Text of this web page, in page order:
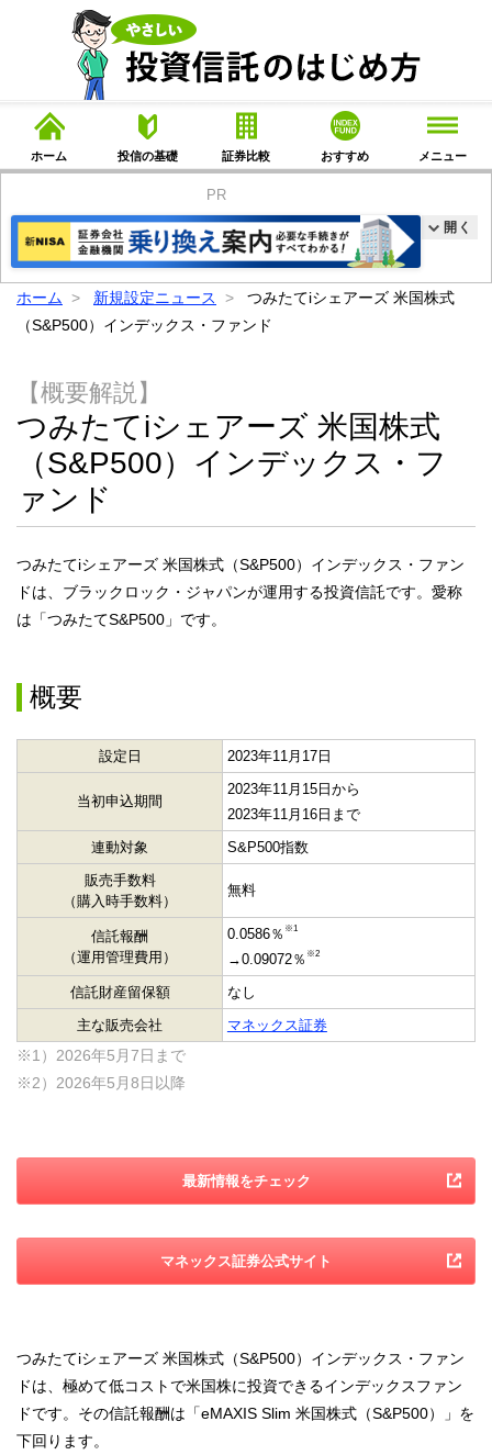
ホーム 投信の基礎 証券比較 おすすめ メニュー
PR
開く
ホーム 新規設定ニュース
つみたてiシェアーズ 米国株式
（S&P500）インデックス・ファンド
【概要解説】
つみたてiシェアーズ 米国株式
（S&P500）インデックス・フ
ァンド
つみたてiシェアーズ 米国株式（S&P500）インデックス・ファン
ドは、ブラックロック・ジャパンが運用する投資信託です。愛称
は「つみたてS&P500」です。
概要
設定日 2023年11月17日
当初申込期間
2023年11月15日から
2023年11月16日まで
連動対象
S&P500指数
販売手数料
（購入時手数料）
無料
信託報酬
（運用管理費用）
0.0586％ ※1
→0.09072％ ※2
信託財産留保額
なし
主な販売会社
マネックス証券
※1）2026年5月7日まで
※2）2026年5月8日以降
最新情報をチェック
マネックス証券公式サイト
つみたてiシェアーズ 米国株式（S&P500）インデックス・ファン
ドは、極めて低コストで米国株に投資できるインデックスファン
ドです。その信託報酬は「eMAXIS Slim 米国株式（S&P500）」を
下回ります。